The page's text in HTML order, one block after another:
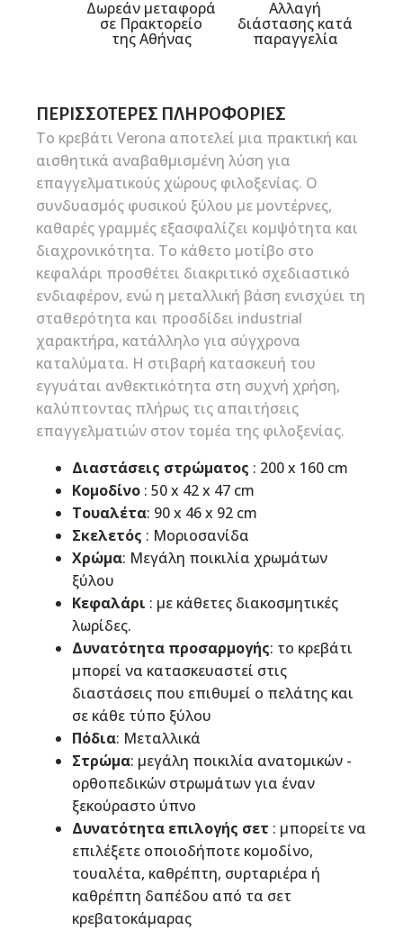
Δωρεάν μεταφορά
σε Πρακτορείο
της Αθήνας
Αλλαγή
διάστασης κατά
παραγγελία
ΠΕΡΙΣΣΌΤΕΡΕΣ ΠΛΗΡΟΦΟΡΊΕΣ
Το κρεβάτι Verona αποτελεί μια πρακτική και
αισθητικά αναβαθμισμένη λύση για
επαγγελματικούς χώρους φιλοξενίας. Ο
συνδυασμός φυσικού ξύλου με μοντέρνες,
καθαρές γραμμές εξασφαλίζει κομψότητα και
διαχρονικότητα. Το κάθετο μοτίβο στο
κεφαλάρι προσθέτει διακριτικό σχεδιαστικό
ενδιαφέρον, ενώ η μεταλλική βάση ενισχύει τη
σταθερότητα και προσδίδει industrial
χαρακτήρα, κατάλληλο για σύγχρονα
καταλύματα. Η στιβαρή κατασκευή του
εγγυάται ανθεκτικότητα στη συχνή χρήση,
καλύπτοντας πλήρως τις απαιτήσεις
επαγγελματιών στον τομέα της φιλοξενίας.
Διαστάσεις στρώματος : 200 x 160 cm
Κομοδίνο : 50 x 42 x 47 cm
Τουαλέτα: 90 x 46 x 92 cm
Σκελετός : Μοριοσανίδα
Χρώμα: Μεγάλη ποικιλία χρωμάτων
ξύλου
Κεφαλάρι : με κάθετες διακοσμητικές
λωρίδες.
Δυνατότητα προσαρμογής: το κρεβάτι
μπορεί να κατασκευαστεί στις
διαστάσεις που επιθυμεί ο πελάτης και
σε κάθε τύπο ξύλου
Πόδια: Μεταλλικά
Στρώμα: μεγάλη ποικιλία ανατομικών -
ορθοπεδικών στρωμάτων για έναν
ξεκούραστο ύπνο
Δυνατότητα επιλογής σετ : μπορείτε να
επιλέξετε οποιοδήποτε κομοδίνο,
τουαλέτα, καθρέπτη, συρταριέρα ή
καθρέπτη δαπέδου από τα σετ
κρεβατοκάμαρας